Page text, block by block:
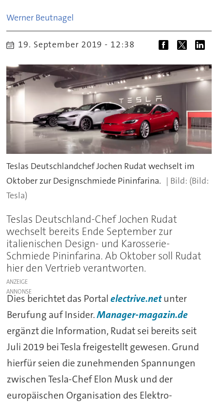
Werner Beutnagel
19. September 2019 - 12:38
Teslas Deutschlandchef Jochen Rudat wechselt im
Oktober zur Designschmiede Pininfarina.
(Bild:
Tesla)
Teslas Deutschland-Chef Jochen Rudat
wechselt bereits Ende September zur
italienischen Design- und Karosserie-
Schmiede Pininfarina. Ab Oktober soll Rudat
hier den Vertrieb verantworten.
ANZEIGE
Dies berichtet das Portalelectrive.netunter
Berufung auf Insider.Manager-magazin.de
ergänzt die Information, Rudat sei bereits seit
Juli 2019 bei Tesla freigestellt gewesen. Grund
hierfür seien die zunehmenden Spannungen
zwischen Tesla-Chef Elon Musk und der
europäischen Organisation des Elektro-